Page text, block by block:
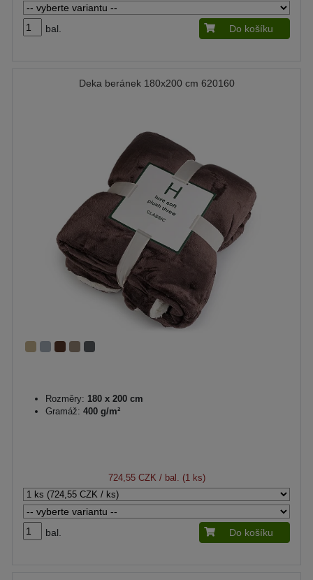
bal. Do košíku
Deka beránek 180x200 cm 620160
Rozměry: 180 x 200 cm
Gramáž: 400 g/m²
724,55 CZK / bal. (1 ks)
bal. Do košíku